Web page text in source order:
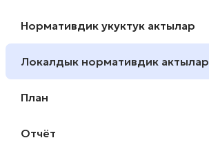
Нормативдик укуктук актылар
Локалдык нормативдик актылар
План
Отчёт